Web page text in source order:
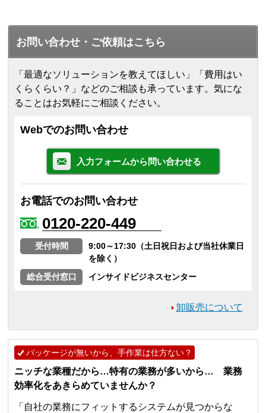
お問い合わせ・ご依頼はこちら
「最適なソリューションを教えてほしい」「費用はい
くらくらい？」などのご相談も承っています。気にな
ることはお気軽にご相談ください。
Webでのお問い合わせ
入力フォームから問い合わせる
お電話でのお問い合わせ
0120-220-449
受付時間
9:00～17:30（土日祝日および当社休業日
を除く）
総合受付窓口
インサイドビジネスセンター
卸販売について
パッケージが無いから、手作業は仕方ない？
ニッチな業種だから…特有の業務が多いから… 業務
効率化をあきらめていませんか？
「自社の業務にフィットするシステムが見つからな